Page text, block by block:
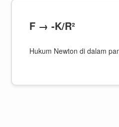
F → -K/R²
Hukum Newton di dalam